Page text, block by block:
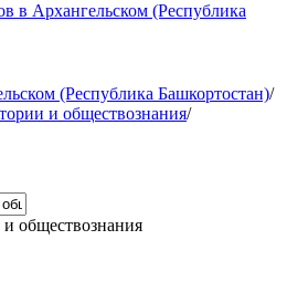
в Архангельском (Республика
(Республика Башкортостан)/
и обществознания/
и обществознания